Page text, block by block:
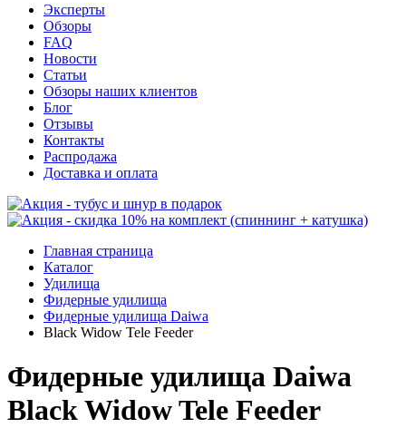
Эксперты
Обзоры
FAQ
Новости
Статьи
Обзоры наших клиентов
Блог
Отзывы
Контакты
Распродажа
Доставка и оплата
Главная страница
Каталог
Удилища
Фидерные удилища
Фидерные удилища Daiwa
Black Widow Tele Feeder
Фидерные удилища Daiwa
Black Widow Tele Feeder